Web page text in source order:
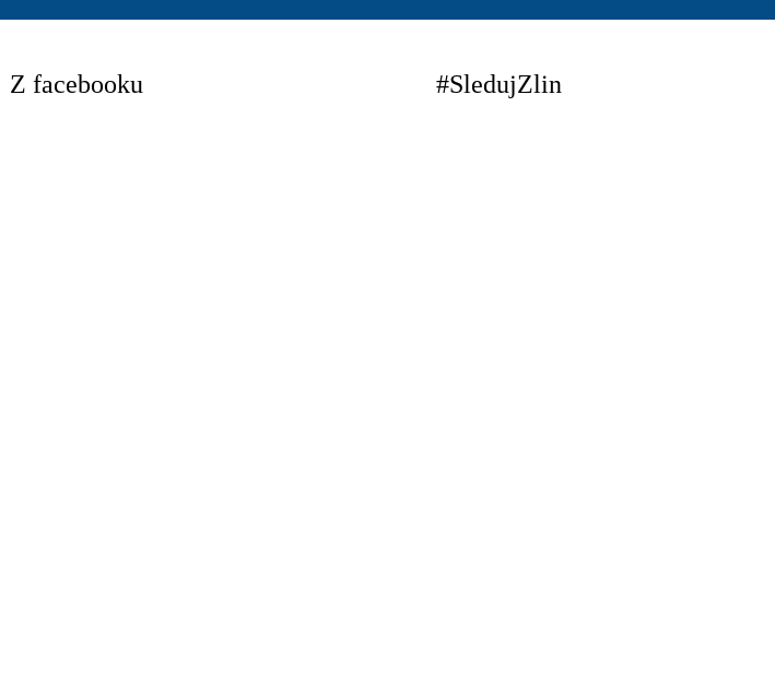
Z facebooku #SledujZlin